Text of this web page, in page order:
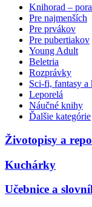
Knihorad –
Pre najmenších
Pre prvákov
Pre pubertiakov
Young Adult
Beletria
Rozprávky
Sci-fi, fantasy a
Leporelá
Náučné knihy
Ďalšie kategórie
Životopisy a
Kuchárky
Učebnice a